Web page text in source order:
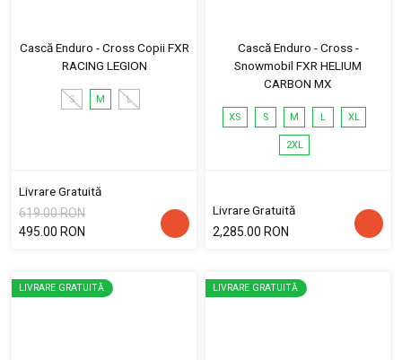
Cască Enduro - Cross Copii FXR
RACING LEGION
S M L
Livrare Gratuită
619.00 RON
495.00 RON
Cască Enduro - Cross -
Snowmobil FXR HELIUM
CARBON MX
XS S M L XL
2XL
Livrare Gratuită
2,285.00 RON
LIVRARE GRATUITĂ LIVRARE GRATUITĂ